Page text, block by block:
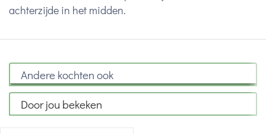
achterzijde in het midden.
Andere kochten ook
Door jou bekeken